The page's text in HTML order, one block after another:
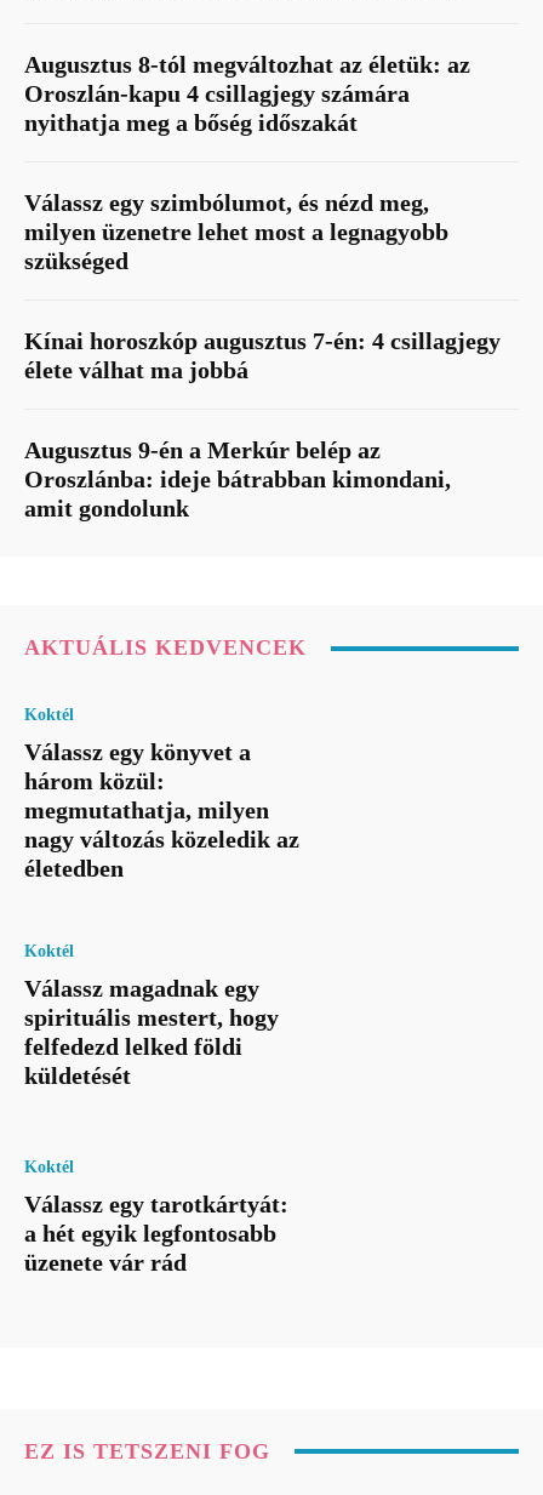
Augusztus 8-tól megváltozhat az életük: az
Oroszlán-kapu 4 csillagjegy számára
nyithatja meg a bőség időszakát
Válassz egy szimbólumot, és nézd meg,
milyen üzenetre lehet most a legnagyobb
szükséged
Kínai horoszkóp augusztus 7-én: 4 csillagjegy
élete válhat ma jobbá
Augusztus 9-én a Merkúr belép az
Oroszlánba: ideje bátrabban kimondani,
amit gondolunk
AKTUÁLIS KEDVENCEK
Koktél
Válassz egy könyvet a
három közül:
megmutathatja, milyen
nagy változás közeledik az
életedben
Koktél
Válassz magadnak egy
spirituális mestert, hogy
felfedezd lelked földi
küldetését
Koktél
Válassz egy tarotkártyát:
a hét egyik legfontosabb
üzenete vár rád
EZ IS TETSZENI FOG